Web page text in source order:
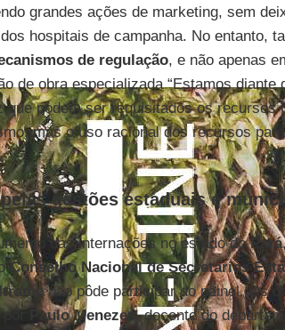
grandes ações de marketing, sem
hospitais de campanha. No entanto,
de regulação, e não apenas
de obra especializada “Estamos diante
que podem ser requisitados os recursos
mas o uso racional dos recursos
gestões estaduais e
das internações no estado doPará
Conselho Nacional de Secretários
não pôde participar do painel. Os
Paulo Menezes, docente do